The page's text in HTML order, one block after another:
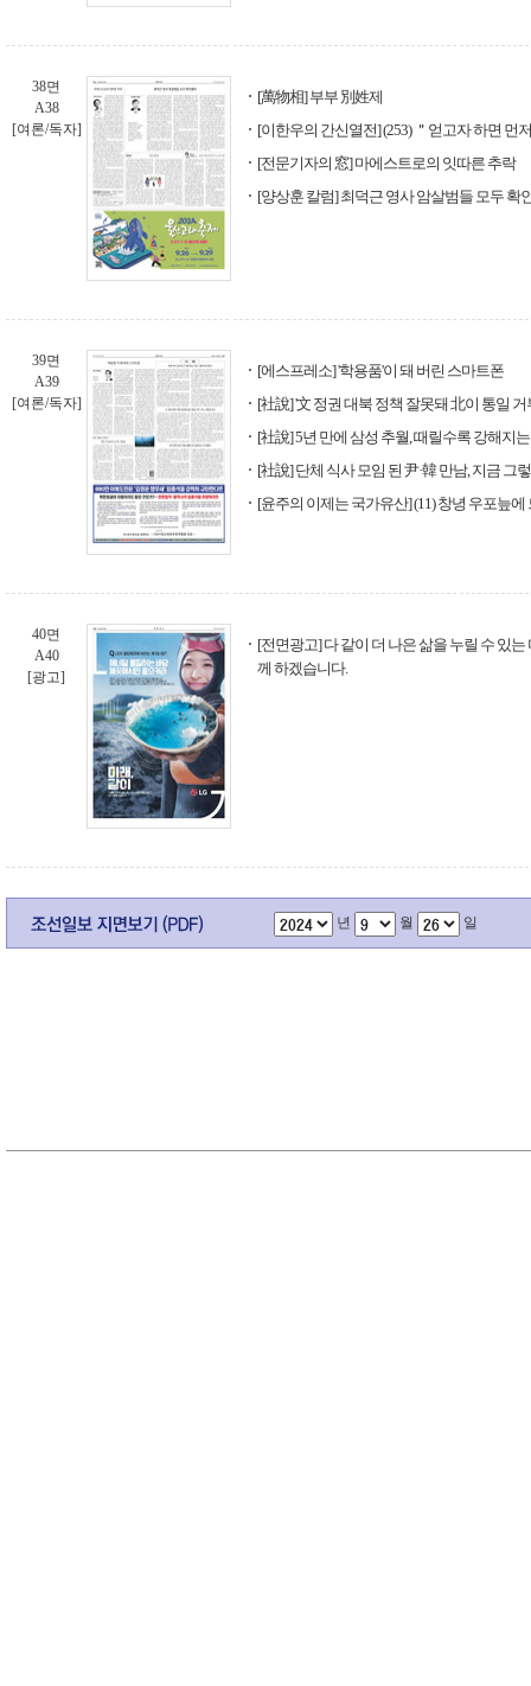
38면
A38
[여론/독자]
[萬物相] 부부 別姓제
[이한우의 간신열전] (253) ＂얻고자 하면 먼
[전문기자의 窓] 마에스트로의 잇따른 추락
[양상훈 칼럼] 최덕근 영사 암살범들 모두 확
39면
A39
[여론/독자]
[에스프레소] '학용품'이 돼 버린 스마트폰
[社說] '文 정권 대북 정책 잘못돼 北이 통일
[社說] 5년 만에 삼성 추월, 때릴수록 강해지
[社說] 단체 식사 모임 된 尹·韓 만남, 지금 그
[윤주의 이제는 국가유산] (11) 창녕 우포늪에
40면
A40
[광고]
[전면광고] 다 같이 더 나은 삶을 누릴 수 있
께 하겠습니다.
년 월 일